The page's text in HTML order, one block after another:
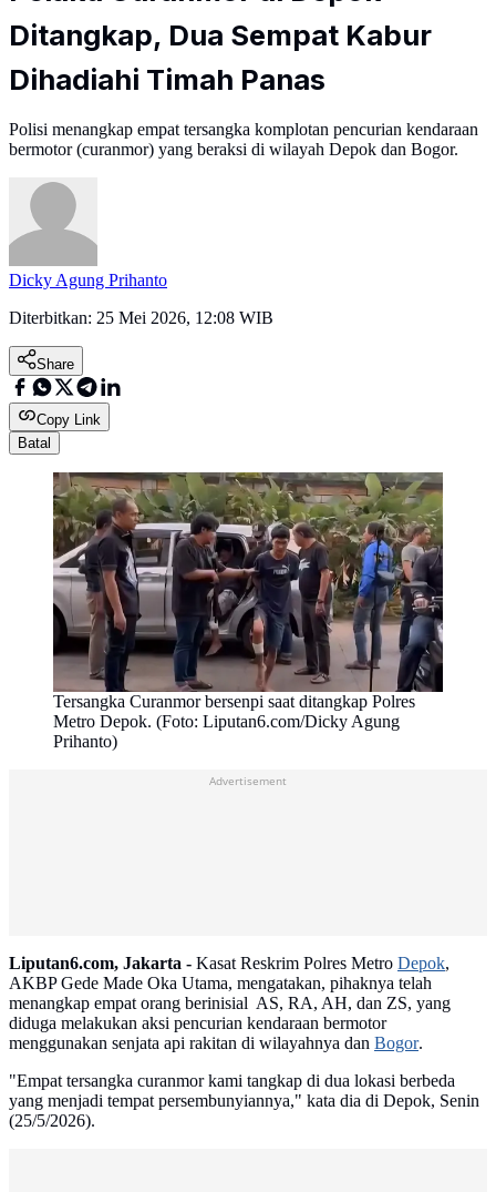
Ditangkap, Dua Sempat Kabur
Dihadiahi Timah Panas
Polisi menangkap empat tersangka komplotan pencurian kendaraan
bermotor (curanmor) yang beraksi di wilayah Depok dan Bogor.
Dicky Agung Prihanto
Diterbitkan: 25 Mei 2026, 12:08 WIB
Share
Copy Link
Batal
Tersangka Curanmor bersenpi saat ditangkap Polres
Metro Depok. (Foto: Liputan6.com/Dicky Agung
Prihanto)
Advertisement
Liputan6.com, Jakarta - Kasat Reskrim Polres Metro Depok,
AKBP Gede Made Oka Utama, mengatakan, pihaknya telah
menangkap empat orang berinisial AS, RA, AH, dan ZS, yang
diduga melakukan aksi pencurian kendaraan bermotor
menggunakan senjata api rakitan di wilayahnya dan Bogor.
"Empat tersangka curanmor kami tangkap di dua lokasi berbeda
yang menjadi tempat persembunyiannya," kata dia di Depok, Senin
(25/5/2026).